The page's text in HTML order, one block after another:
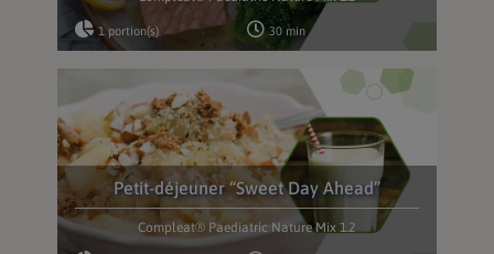
1 portion(s) 30 min
Petit-déjeuner “Sweet Day Ahead”
Compleat® Paediatric Nature Mix 1.2